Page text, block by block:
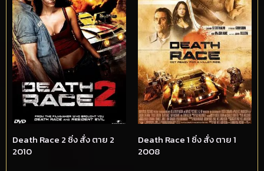
Death Race 2 ซิ่ง สั่ง ตาย 2
2010
Death Race 1 ซิ่ง สั่ง ตาย 1
2008